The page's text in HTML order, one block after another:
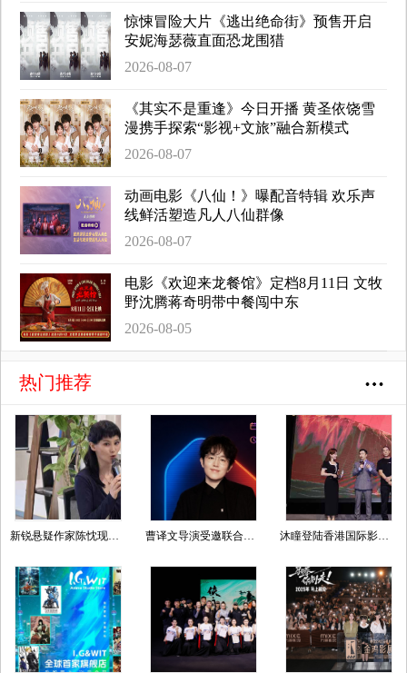
惊悚冒险大片《逃出绝命街》预售开启
安妮海瑟薇直面恐龙围猎
2026-08-07
《其实不是重逢》今日开播 黄圣依饶雪
漫携手探索“影视+文旅”融合新模式
2026-08-07
动画电影《八仙！》曝配音特辑 欢乐声
线鲜活塑造凡人八仙群像
2026-08-07
电影《欢迎来龙餐馆》定档8月11日 文牧
野沈腾蒋奇明带中餐闯中东
2026-08-05
热门推荐
曹译文导演受邀联合国AI for Good全球峰会 以AI影像传递向善力量